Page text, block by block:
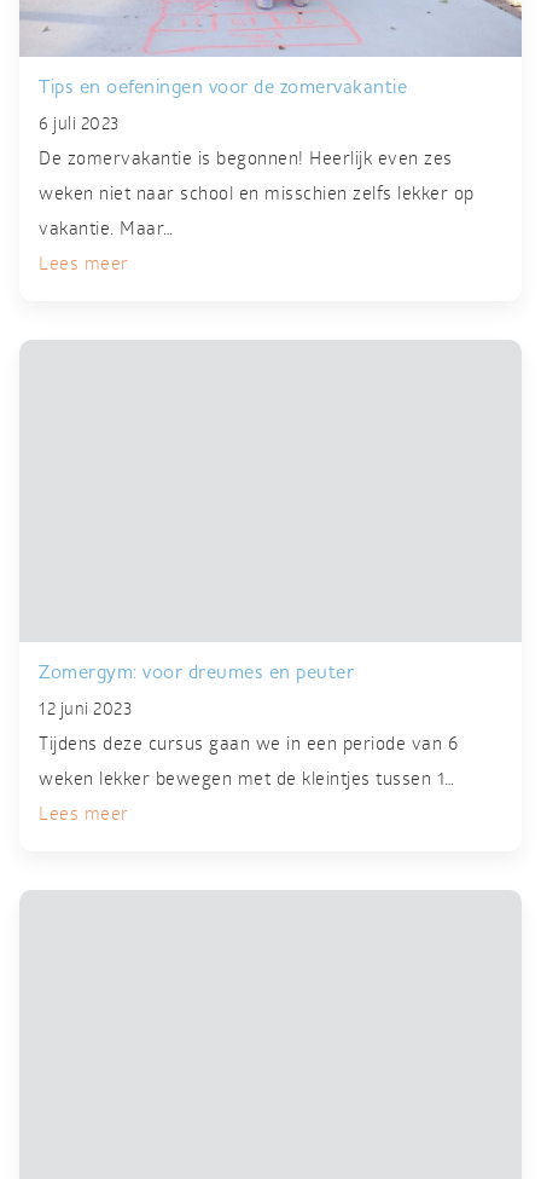
Tips en oefeningen voor de zomervakantie
6 juli 2023
De zomervakantie is begonnen! Heerlijk even zes
weken niet naar school en misschien zelfs lekker op
vakantie. Maar…
Lees meer
Zomergym: voor dreumes en peuter
12 juni 2023
Tijdens deze cursus gaan we in een periode van 6
weken lekker bewegen met de kleintjes tussen 1…
Lees meer